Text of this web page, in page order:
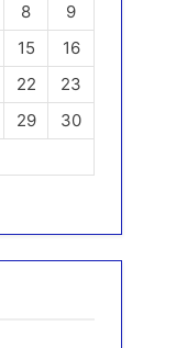
8
9
15
16
22
23
29
30